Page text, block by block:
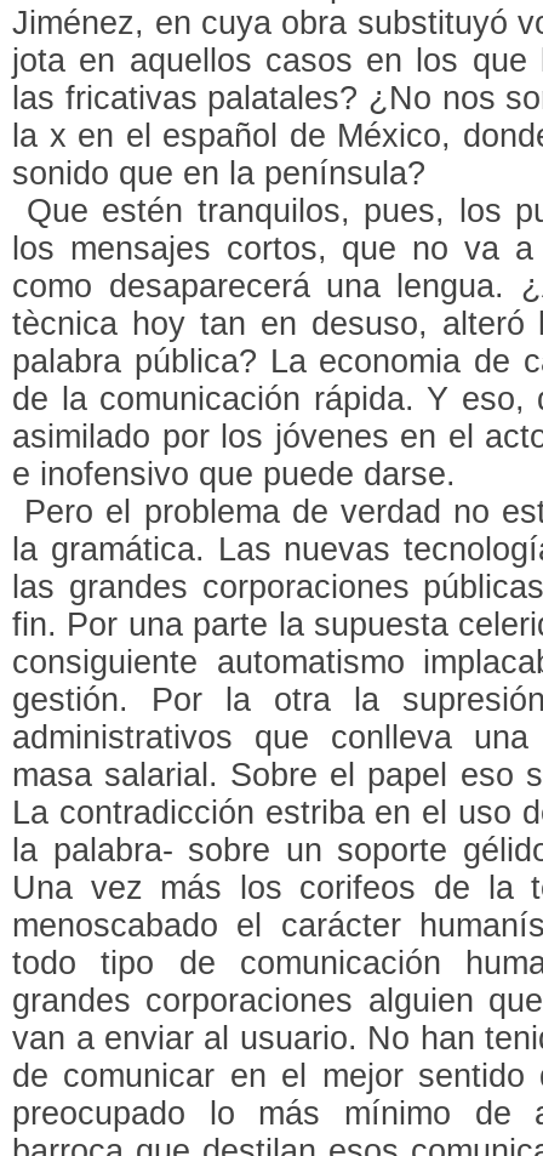
Jiménez, en cuya obra substituyó
jota en aquellos casos en los
las fricativas palatales? ¿No nos
la x en el español de México,
sonido que en la península?
Que estén tranquilos, pues, los
los mensajes cortos, que no va
como desaparecerá una lengua.
tècnica hoy tan en desuso, alteró
palabra pública? La economia de
de la comunicación rápida. Y
asimilado por los jóvenes en el
e inofensivo que puede darse.
Pero el problema de verdad no
la gramática. Las nuevas
las grandes corporaciones
fin. Por una parte la supuesta
consiguiente automatismo
gestión. Por la otra la
administrativos que conlleva
masa salarial. Sobre el papel eso
La contradicción estriba en el uso
la palabra- sobre un soporte
Una vez más los corifeos de la
menoscabado el carácter
todo tipo de comunicación
grandes corporaciones alguien
van a enviar al usuario. No han
de comunicar en el mejor
preocupado lo más mínimo de